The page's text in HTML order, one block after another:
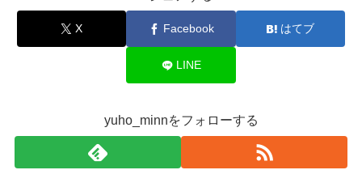
X Facebook はてブ
LINE
yuho_minnをフォローする